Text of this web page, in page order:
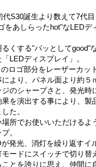
代S30誕生より数えて7代
をあしらったhot"なLED
くする"パッとしてgood"
LEDディスプレイ」。
ロゴ部分をレーザーカッ
より、パネル面より約５
ジのシャープさと、発光時
を演出する事により、製
た。
所でお使いいただけるよ
。
発光、消灯を繰り返すイ
ードにスイッチで切り替
とを誇りに思え、仲間に